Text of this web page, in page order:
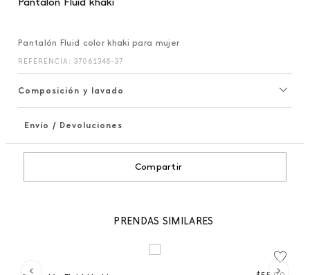
Pantalón Fluid color khaki para mujer
REFERENCIA : 37061348-37
Composición y lavado
Envío / Devoluciones
Compartir
PRENDAS SIMILARES